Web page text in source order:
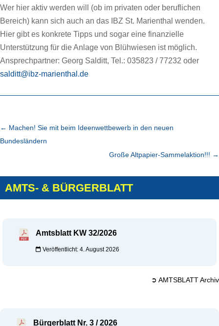
Wer hier aktiv werden will (ob im privaten oder beruflichen
Bereich) kann sich auch an das IBZ St. Marienthal wenden.
Hier gibt es konkrete Tipps und sogar eine finanzielle
Unterstützung für die Anlage von Blühwiesen ist möglich.
Ansprechpartner: Georg Salditt, Tel.: 035823 / 77232 oder
salditt@ibz-marienthal.de
← Machen! Sie mit beim Ideenwettbewerb in den neuen
Bundesländern
Große Altpapier-Sammelaktion!!! →
AMTS- & BÜRGERBLATT
Amtsblatt KW 32/2026
Veröffentlicht: 4. August 2026
➲ AMTSBLATT Archiv
Bürgerblatt Nr. 3 / 2026